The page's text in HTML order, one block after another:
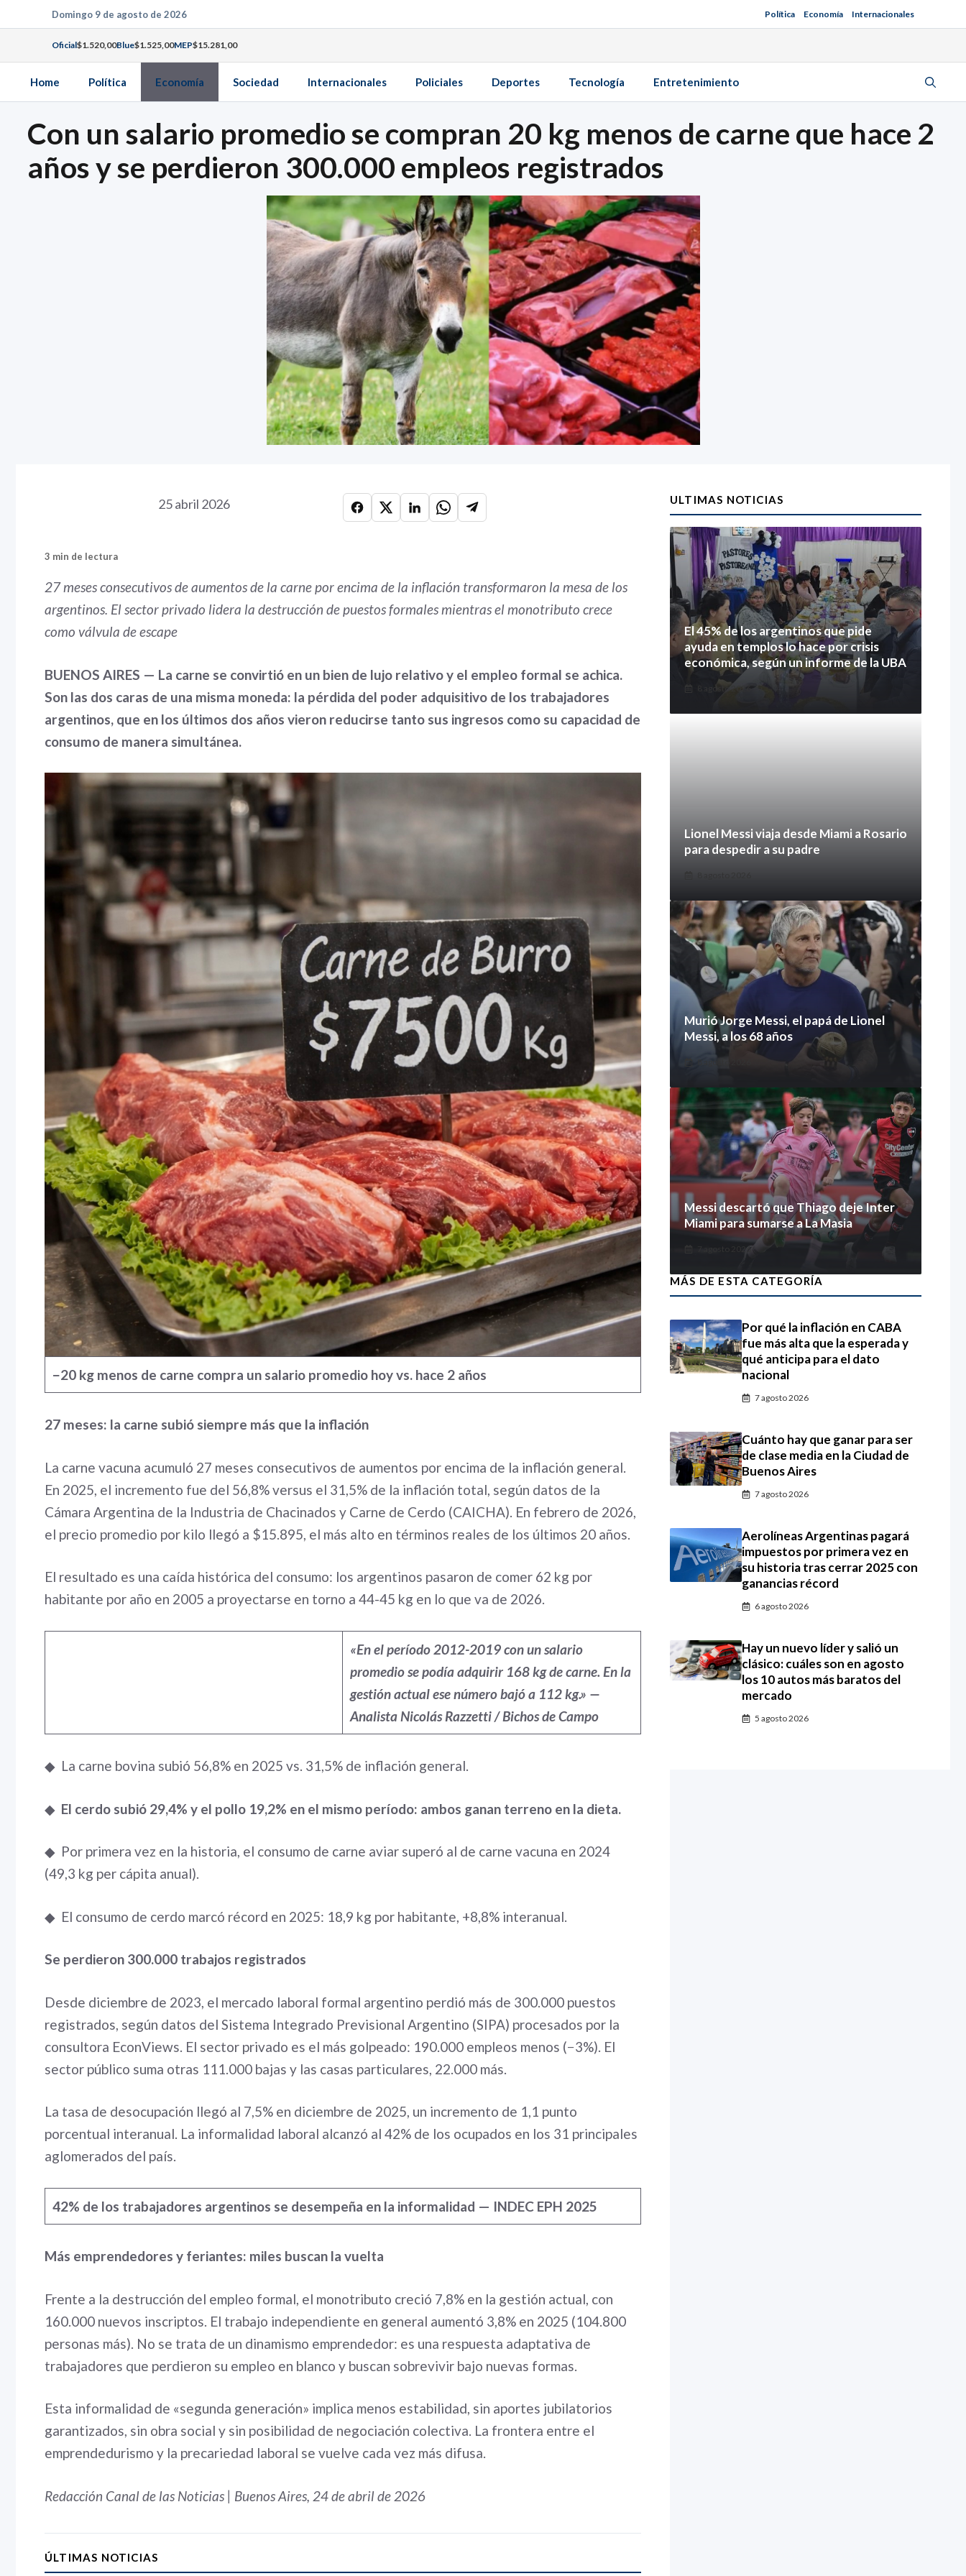
al
contenido
Domingo 9 de agosto de 2026 Política Economía Internacionales
Oficial$1.520,00Blue$1.525,00MEP$15.281,00
Home Política Economía Sociedad Internacionales Policiales Deportes Tecnología Entretenimiento
Con un salario promedio se compran 20 kg menos de carne que hace 2
años y se perdieron 300.000 empleos registrados
25 abril 2026
3 min de lectura
27 meses consecutivos de aumentos de la carne por encima de la inflación transformaron la mesa de los
argentinos. El sector privado lidera la destrucción de puestos formales mientras el monotributo crece
como válvula de escape
BUENOS AIRES — La carne se convirtió en un bien de lujo relativo y el empleo formal se achica.
Son las dos caras de una misma moneda: la pérdida del poder adquisitivo de los trabajadores
argentinos, que en los últimos dos años vieron reducirse tanto sus ingresos como su capacidad de
consumo de manera simultánea.
−20 kg menos de carne compra un salario promedio hoy vs. hace 2 años
27 meses: la carne subió siempre más que la inflación
La carne vacuna acumuló 27 meses consecutivos de aumentos por encima de la inflación general.
En 2025, el incremento fue del 56,8% versus el 31,5% de la inflación total, según datos de la
Cámara Argentina de la Industria de Chacinados y Carne de Cerdo (CAICHA). En febrero de 2026,
el precio promedio por kilo llegó a $15.895, el más alto en términos reales de los últimos 20 años.
El resultado es una caída histórica del consumo: los argentinos pasaron de comer 62 kg por
habitante por año en 2005 a proyectarse en torno a 44-45 kg en lo que va de 2026.
«En el período 2012-2019 con un salario
promedio se podía adquirir 168 kg de carne. En la
gestión actual ese número bajó a 112 kg.» —
Analista Nicolás Razzetti / Bichos de Campo
◆ La carne bovina subió 56,8% en 2025 vs. 31,5% de inflación general.
◆ El cerdo subió 29,4% y el pollo 19,2% en el mismo período: ambos ganan terreno en la dieta.
◆ Por primera vez en la historia, el consumo de carne aviar superó al de carne vacuna en 2024
(49,3 kg per cápita anual).
◆ El consumo de cerdo marcó récord en 2025: 18,9 kg por habitante, +8,8% interanual.
Se perdieron 300.000 trabajos registrados
Desde diciembre de 2023, el mercado laboral formal argentino perdió más de 300.000 puestos
registrados, según datos del Sistema Integrado Previsional Argentino (SIPA) procesados por la
consultora EconViews. El sector privado es el más golpeado: 190.000 empleos menos (−3%). El
sector público suma otras 111.000 bajas y las casas particulares, 22.000 más.
La tasa de desocupación llegó al 7,5% en diciembre de 2025, un incremento de 1,1 punto
porcentual interanual. La informalidad laboral alcanzó al 42% de los ocupados en los 31 principales
aglomerados del país.
42% de los trabajadores argentinos se desempeña en la informalidad — INDEC EPH 2025
Más emprendedores y feriantes: miles buscan la vuelta
Frente a la destrucción del empleo formal, el monotributo creció 7,8% en la gestión actual, con
160.000 nuevos inscriptos. El trabajo independiente en general aumentó 3,8% en 2025 (104.800
personas más). No se trata de un dinamismo emprendedor: es una respuesta adaptativa de
trabajadores que perdieron su empleo en blanco y buscan sobrevivir bajo nuevas formas.
Esta informalidad de «segunda generación» implica menos estabilidad, sin aportes jubilatorios
garantizados, sin obra social y sin posibilidad de negociación colectiva. La frontera entre el
emprendedurismo y la precariedad laboral se vuelve cada vez más difusa.
Redacción Canal de las Noticias | Buenos Aires, 24 de abril de 2026
ÚLTIMAS NOTICIAS
ULTIMAS NOTICIAS
El 45% de los argentinos que pide
ayuda en templos lo hace por crisis
económica, según un informe de la UBA
8 agosto 2026
Lionel Messi viaja desde Miami a Rosario
para despedir a su padre
Murió Jorge Messi, el papá de Lionel
Messi, a los 68 años
Messi descartó que Thiago deje Inter
Miami para sumarse a La Masia
7 agosto 2026
MÁS DE ESTA CATEGORÍA
Por qué la inflación en CABA
fue más alta que la esperada y
qué anticipa para el dato
nacional
7 agosto 2026
Cuánto hay que ganar para ser
de clase media en la Ciudad de
Buenos Aires
7 agosto 2026
Aerolíneas Argentinas pagará
impuestos por primera vez en
su historia tras cerrar 2025 con
ganancias récord
6 agosto 2026
Hay un nuevo líder y salió un
clásico: cuáles son en agosto
los 10 autos más baratos del
mercado
5 agosto 2026